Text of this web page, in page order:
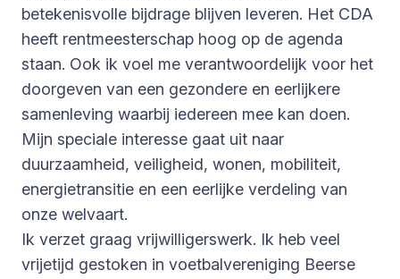
betekenisvolle bijdrage blijven leveren. Het CDA
heeft rentmeesterschap hoog op de agenda
staan. Ook ik voel me verantwoordelijk voor het
doorgeven van een gezondere en eerlijkere
samenleving waarbij iedereen mee kan doen.
Mijn speciale interesse gaat uit naar
duurzaamheid, veiligheid, wonen, mobiliteit,
energietransitie en een eerlijke verdeling van
onze welvaart.
Ik verzet graag vrijwilligerswerk. Ik heb veel
vrijetijd gestoken in voetbalvereniging Beerse